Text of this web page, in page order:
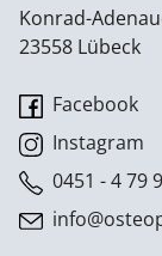
Konrad-
23558 Lübeck
Facebook
Instagram
0451 - 4 79